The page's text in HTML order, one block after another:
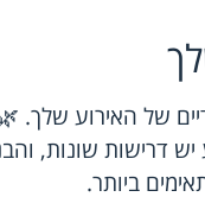
של האירוע שלך.
דרישות שונות,
ביותר.